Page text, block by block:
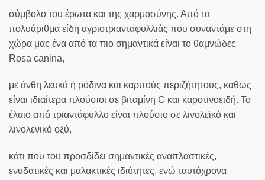
σύμβολο του έρωτα και της χαρμοσύνης. Από τα
πολυάριθμα είδη αγριοτριανταφυλλιάς που συναντάμε στη
χώρα μας ένα από τα πιο σημαντικά είναι το θαμνώδες
Rosa canina,
με άνθη λευκά ή ρόδινα και καρπούς περιζήτητους, καθώς
είναι ιδιαίτερα πλούσιοι σε βιταμίνη C και καροτινοειδή. Το
έλαιο από τριαντάφυλλο είναι πλούσιο σε λινολεϊκό και
λινολενικό οξύ,
κάτι που του προσδίδει σημαντικές αναπλαστικές,
ενυδατικές και μαλακτικές ιδιότητες, ενώ ταυτόχρονα